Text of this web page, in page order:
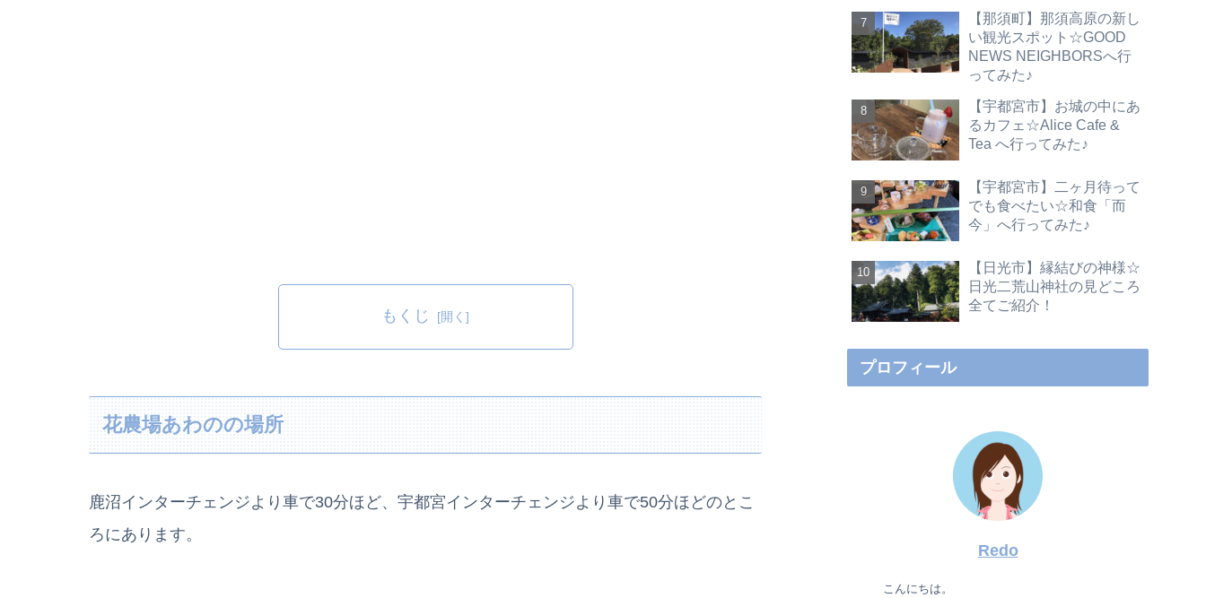
もくじ
花農場あわのの場所
鹿沼インターチェンジより車で30分ほど、宇都宮インターチェンジより車で50分ほどのとこ
ろにあります。
【那須町】那須高原の新し
い観光スポット☆GOOD
NEWS NEIGHBORSへ行
ってみた♪
【宇都宮市】お城の中にあ
るカフェ☆Alice Cafe &
Tea へ行ってみた♪
【宇都宮市】二ヶ月待って
でも食べたい☆和食「而
今」へ行ってみた♪
【日光市】縁結びの神様☆
日光二荒山神社の見どころ
全てご紹介！
プロフィール
Redo
こんにちは。